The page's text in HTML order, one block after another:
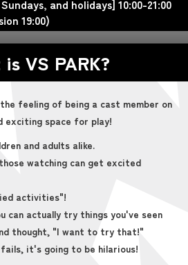
and holidays] 10:00-21:00
19:00)
VS PARK?
feeling of being a cast member on
exciting space for play!
and adults alike.
watching can get excited
activities"!
can actually try things you've seen
thought, "I want to try that!"
it's going to be hilarious!